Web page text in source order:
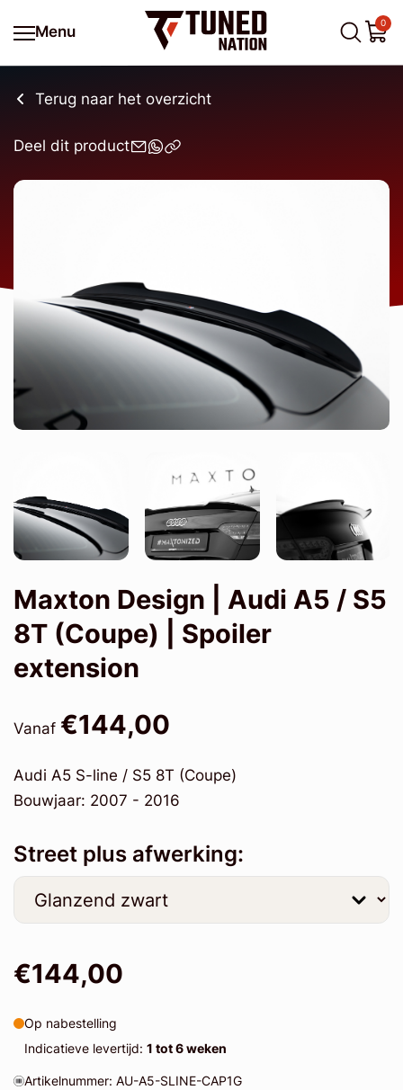
Menu
0
Terug naar het overzicht
Deel dit product
Maxton Design | Audi A5 / S5
8T (Coupe) | Spoiler
extension
Vanaf €144,00
Audi A5 S-line / S5 8T (Coupe)
Bouwjaar: 2007 - 2016
Street plus afwerking:
€144,00
Op nabestelling
Indicatieve levertijd: 1 tot 6 weken
Artikelnummer: AU-A5-SLINE-CAP1G